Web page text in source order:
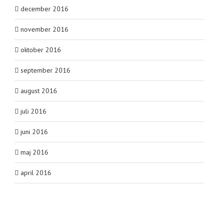
december 2016
november 2016
oktober 2016
september 2016
august 2016
juli 2016
juni 2016
maj 2016
april 2016